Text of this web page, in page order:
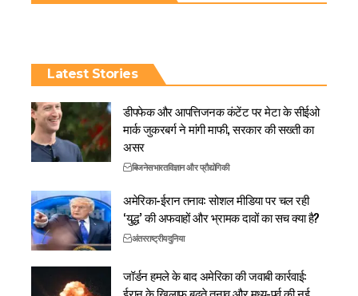
Latest Stories
डीपफेक और आपत्तिजनक कंटेंट पर मेटा के सीईओ
मार्क जुकरबर्ग ने मांगी माफी, सरकार की सख्ती का
असर
बिजनेसभारतविज्ञान और प्रौद्योगिकी
अमेरिका-ईरान तनाव: सोशल मीडिया पर चल रही
‘युद्ध’ की अफवाहों और भ्रामक दावों का सच क्या है?
अंतरराष्ट्रीयदुनिया
जॉर्डन हमले के बाद अमेरिका की जवाबी कार्रवाई: